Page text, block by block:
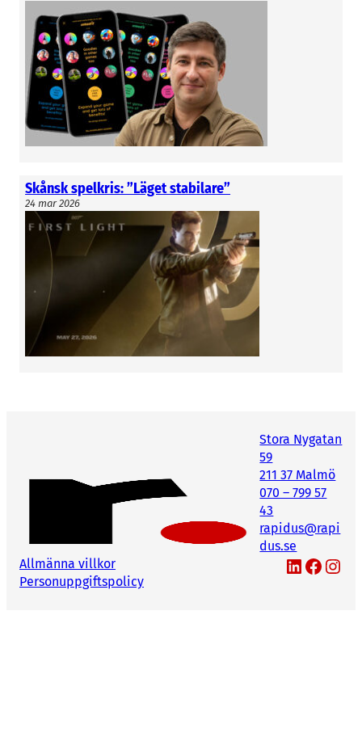
Skånsk spelkris: ”Läget stabilare”
24 mar 2026
Stora Nygatan
59
211 37 Malmö
070 – 799 57
43
rapidus@rapi
dus.se
Allmänna villkor
Personuppgiftspolicy
LinkedIn Facebook Instagram